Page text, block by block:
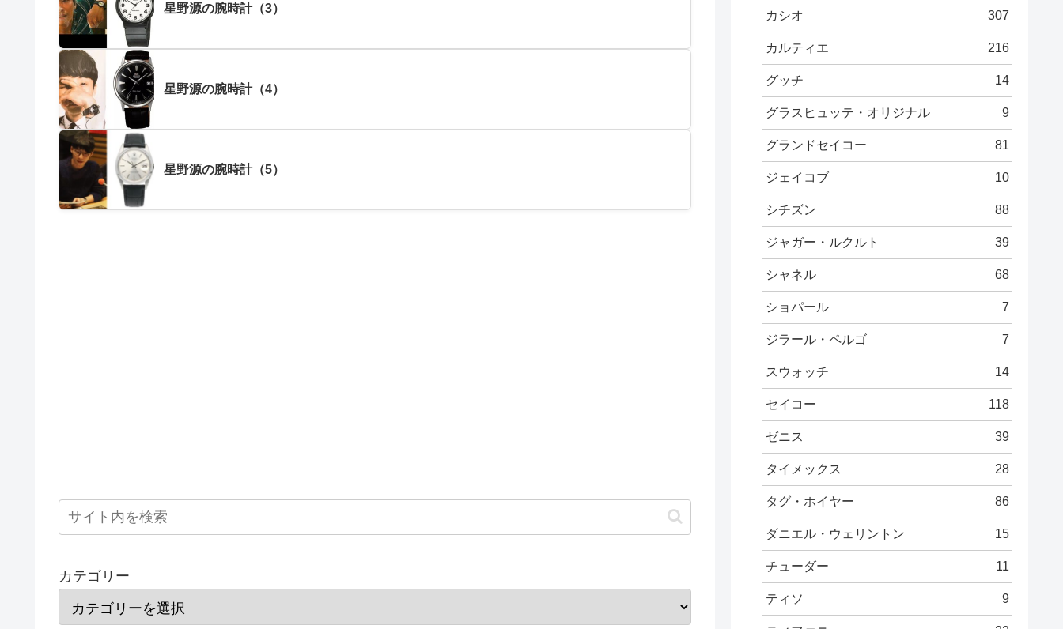
星野源の腕時計（3）
星野源の腕時計（4）
星野源の腕時計（5）
カテゴリー
カシオ 307
カルティエ 216
グッチ 14
グラスヒュッテ・オリジナル 9
グランドセイコー 81
ジェイコブ 10
シチズン 88
ジャガー・ルクルト 39
シャネル 68
ショパール 7
ジラール・ペルゴ 7
スウォッチ 14
セイコー 118
ゼニス 39
タイメックス 28
タグ・ホイヤー 86
ダニエル・ウェリントン 15
チューダー 11
ティソ 9